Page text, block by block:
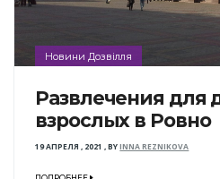
Новини Дозвілля
Развлечения для
взрослых в Ровно
19 АПРЕЛЯ , 2021 ,BYINNA REZNIKOVA